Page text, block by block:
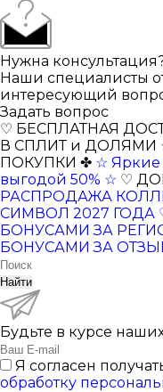
Нужна
Наши специалисты
интересующий
Задать вопрос
♡ БЕСПЛАТНАЯ
В СПЛИТ и ДОЛЯМИ
ПОКУПКИ ✤ ☆ Яркие
выгодой 50% ☆ ♡
РАСПРОДАЖА
СИМВОЛ 2027 ГОДА
БОНУСАМИ ЗА
БОНУСАМИ ЗА
Найти
Будьте в курсе
Я согласен
обработку